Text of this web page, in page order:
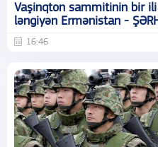
Vaşinqton sammitinin bir
ləngiyən Ermənistan -
16:46